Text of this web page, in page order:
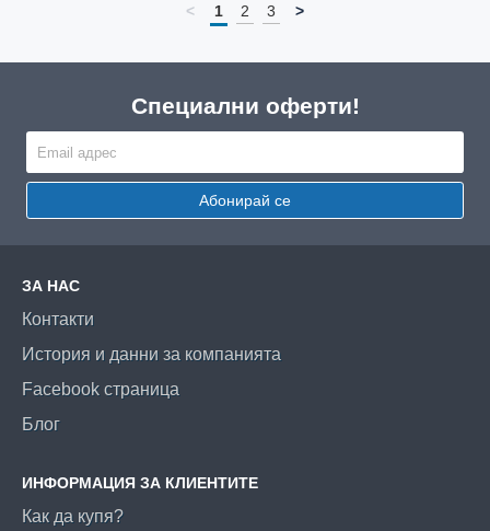
< 1 2 3 >
Специални оферти!
Абонирай се
ЗА НАС
Контакти
История и данни за компанията
Facebook страница
Блог
ИНФОРМАЦИЯ ЗА КЛИЕНТИТЕ
Как да купя?